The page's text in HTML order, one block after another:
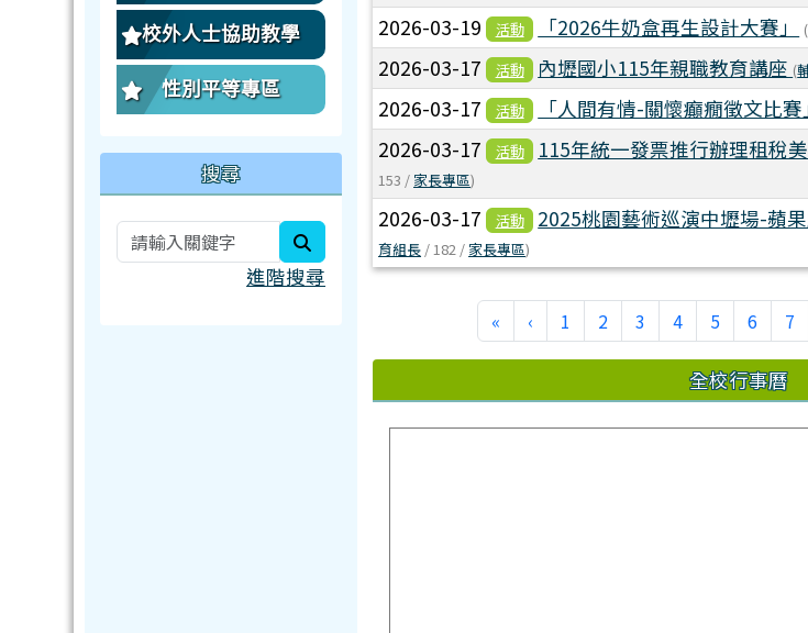
2026-03-19 活動 「2026牛奶盒再生設計大賽」 (
2026-03-17 活動 內壢國小115年親職教育講座 (
2026-03-17 活動 「人間有情-關懷癲癇徵文比賽」
2026-03-17 活動 115年統一發票推行辦理租稅
153 / 家長專區)
2026-03-17 活動 2025桃園藝術巡演中壢場-蘋
育組長 / 182 / 家長專區)
« ‹ 1 2 3 4 5 6 7
全校行事曆
校外人士協助教學
性別平等專區
搜尋
進階搜尋